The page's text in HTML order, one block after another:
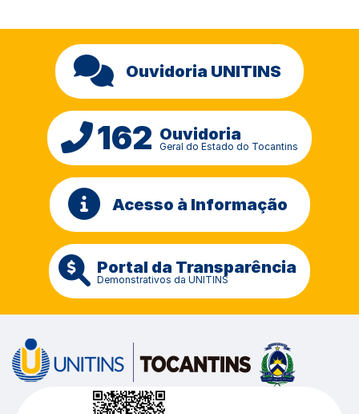
Ouvidoria UNITINS
162 Ouvidoria
Geral do Estado do Tocantins
Acesso à Informação
Portal da Transparência
Demonstrativos da UNITINS